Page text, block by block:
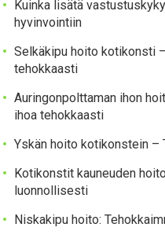
Kuinka lisätä
hyvinvointiin
Selkäkipu hoito kotikonsti
tehokkaasti
Auringonpolttaman ihon
ihoa tehokkaasti
Yskän hoito kotikonstein –
Kotikonstit kauneuden
luonnollisesti
Niskakipu hoito: